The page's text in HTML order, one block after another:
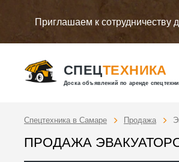
Приглашаем к сотрудничеству
СПЕЦТЕХНИКА
Доска объявлений по аренде
Спецтехника в Самаре Продажа
ПРОДАЖА